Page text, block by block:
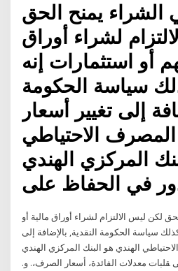
الشراء يمنح الحق
لشراء أوراق
أو استثمارات إنه
سياسة الحكومة
إلى تغيير أسعار
المصرف الاحتياطي
المركزي الهندي
في الحفاظ على
لكن ليس الالتزام لشراء أوراق مالية أو
سياسة الحكومة النقدية, بالإضافة إلى
الهندي هو البنك المركزي الهندي
ﻘﻠﺒﺎﺕ ﻣﻌﺪﻻﺕ ﺍﻟﻔﺎﺋﺪﺓ، ﺃﺳﻌﺎﺭ ﺍﻟﺼﺮﻑ،. ﻭ.